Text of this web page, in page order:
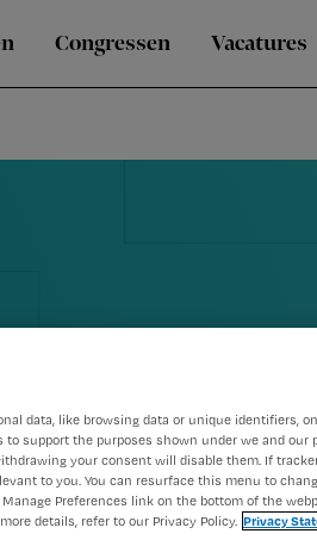
Congressen Vacatures
door
data, like browsing data or unique identifiers,
support the purposes shown under we and our
your consent will disable them. If
to you. You can resurface this menu to
Preferences link on the bottom of the
details, refer to our Privacy Policy. Privacy